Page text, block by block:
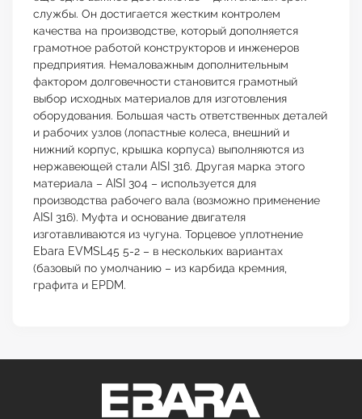
службы. Он достигается жестким контролем
качества на производстве, который дополняется
грамотное работой конструкторов и инженеров
предприятия. Немаловажным дополнительным
фактором долговечности становится грамотный
выбор исходных материалов для изготовления
оборудования. Большая часть ответственных деталей
и рабочих узлов (лопастные колеса, внешний и
нижний корпус, крышка корпуса) выполняются из
нержавеющей стали AISI 316. Другая марка этого
материала – AISI 304 – используется для
производства рабочего вала (возможно применение
AISI 316). Муфта и основание двигателя
изготавливаются из чугуна. Торцевое уплотнение
Ebara EVMSL45 5-2 – в нескольких вариантах
(базовый по умолчанию – из карбида кремния,
графита и EPDM.